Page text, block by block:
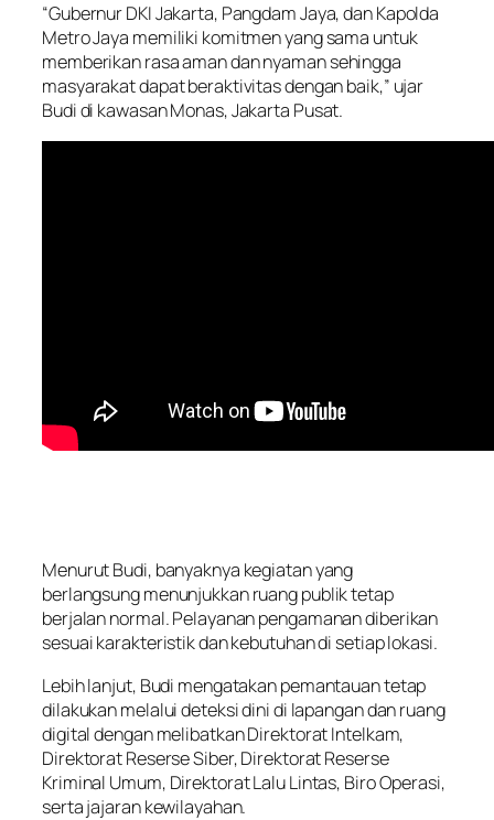
“Gubernur DKI Jakarta, Pangdam Jaya, dan Kapolda
Metro Jaya memiliki komitmen yang sama untuk
memberikan rasa aman dan nyaman sehingga
masyarakat dapat beraktivitas dengan baik,” ujar
Budi di kawasan Monas, Jakarta Pusat.
Menurut Budi, banyaknya kegiatan yang
berlangsung menunjukkan ruang publik tetap
berjalan normal. Pelayanan pengamanan diberikan
sesuai karakteristik dan kebutuhan di setiap lokasi.
Lebih lanjut, Budi mengatakan pemantauan tetap
dilakukan melalui deteksi dini di lapangan dan ruang
digital dengan melibatkan Direktorat Intelkam,
Direktorat Reserse Siber, Direktorat Reserse
Kriminal Umum, Direktorat Lalu Lintas, Biro Operasi,
serta jajaran kewilayahan.